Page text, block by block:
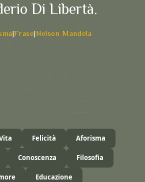
Di Libertà.
|Frase|Nelson Mandela
Felicità Aforisma
Conoscenza Filosofia
Educazione